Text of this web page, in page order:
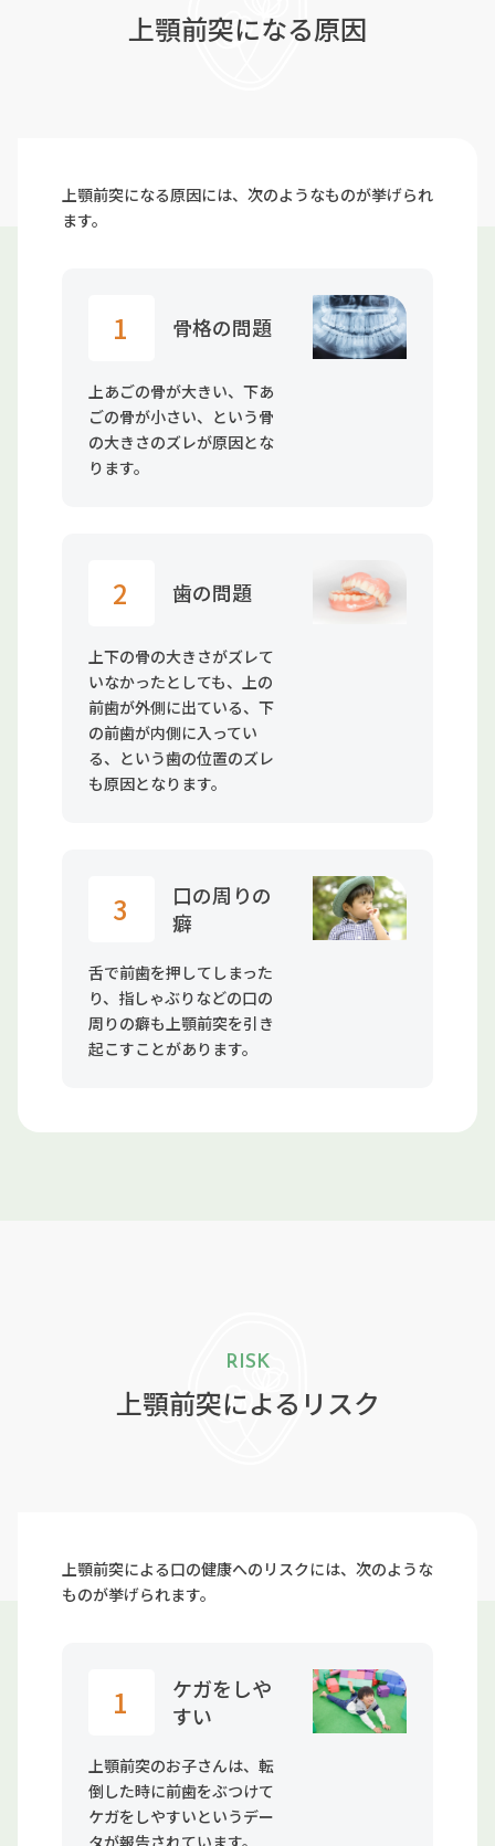
上顎前突になる原因
上顎前突になる原因には、次のようなものが挙げられ
ます。
1 骨格の問題
上あごの骨が大きい、下あ
ごの骨が小さい、という骨
の大きさのズレが原因とな
ります。
2 歯の問題
上下の骨の大きさがズレて
いなかったとしても、上の
前歯が外側に出ている、下
の前歯が内側に入ってい
る、という歯の位置のズレ
も原因となります。
3
口の周りの
癖
舌で前歯を押してしまった
り、指しゃぶりなどの口の
周りの癖も上顎前突を引き
起こすことがあります。
RISK
上顎前突によるリスク
上顎前突による口の健康へのリスクには、次のような
ものが挙げられます。
1
ケガをしや
すい
上顎前突のお子さんは、転
倒した時に前歯をぶつけて
ケガをしやすいというデー
タが報告されています。